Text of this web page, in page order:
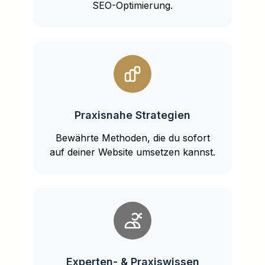
SEO-Optimierung.
Praxisnahe Strategien
Bewährte Methoden, die du sofort
auf deiner Website umsetzen kannst.
Experten- & Praxiswissen